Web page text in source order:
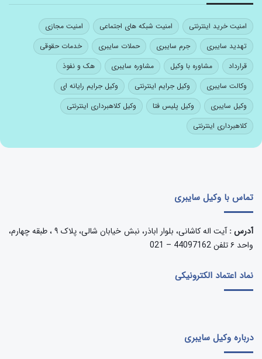
امنیت خرید اینترنتی امنیت شبکه های اجتماعی
امنیت مجازی
تهدید سایبری
جرم سایبری حملات سایبری
خدمات حقوقی
قرارداد
مشاوره با وکیل مشاوره سایبری
هک و نفوذ
وکالت سایبری
وکیل جرایم اینترنتی
وکیل جرایم رایانه ای
وکیل سایبری
وکیل پلیس فتا
وکیل کلاهبرداری اینترنتی
کلاهبرداری اینترنتی
تماس با وکیل سایبری
آدرس :
آیت اله کاشانی، بلوار اباذر، نبش خیابان شالی، پلاک ۹ ، طبقه چهارم،
واحد ۶ تلفن 44097162 – 021
نماد اعتماد الکترونیکی
درباره وکیل سایبری